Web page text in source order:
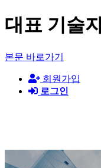
대표 기술
본문 바로가기
회원가입
로그인